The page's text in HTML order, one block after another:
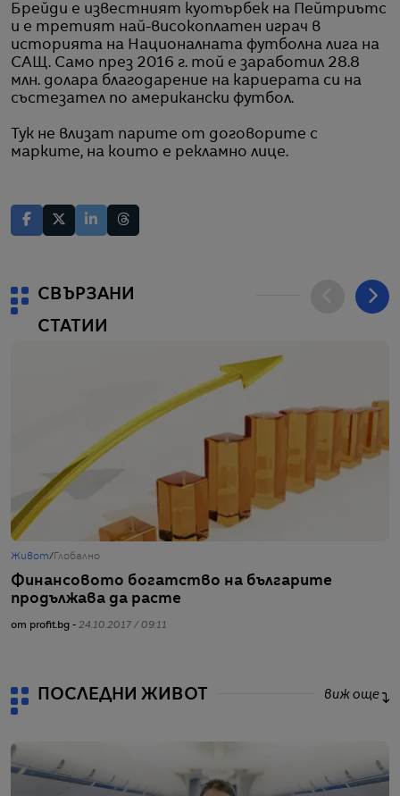
Брейди е известният куотърбек на Пейтриътс
и е третият най-високоплатен играч в
историята на Националната футболна лига на
САЩ. Само през 2016 г. той е заработил 28.8
млн. долара благодарение на кариерата си на
състезател по американски футбол.
Тук не влизат парите от договорите с
марките, на които е рекламно лице.
СВЪРЗАНИ
СТАТИИ
Живот/ Глобално
Финансовото богатство на българите
продължава да расте
от profit.bg - 24.10.2017 / 09:11
ПОСЛЕДНИ ЖИВОТ виж още